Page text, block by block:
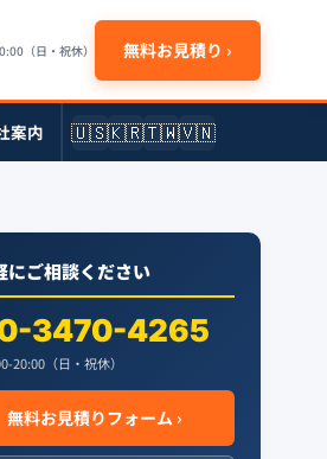
（日・祝休） 無料お見積り ›
案内 🇺🇸🇰🇷🇹🇼🇻🇳
にご相談ください
3470-4265
20:00（日・祝休）
無料お見積りフォーム ›